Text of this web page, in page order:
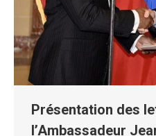
Présentation des
l’Ambassadeur